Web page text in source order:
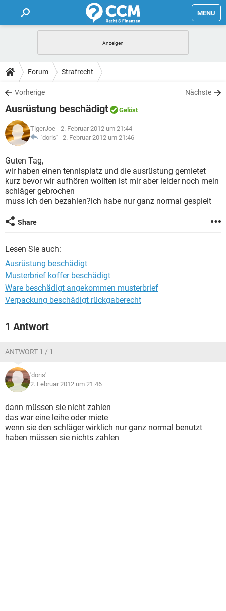
MENU
FORUM
TIPPS
Forum Strafrecht
Vorherige Nächste
Ausrüstung beschädigt Gelöst
TigerJoe - 2. Februar 2012 um 21:44
'doris' - 2. Februar 2012 um 21:46
Guten Tag,
wir haben einen tennisplatz und die ausrüstung gemietet
kurz bevor wir aufhören wollten ist mir aber leider noch mein
schläger gebrochen
muss ich den bezahlen?ich habe nur ganz normal gespielt
Share
Lesen Sie auch:
Ausrüstung beschädigt
Musterbrief koffer beschädigt
Ware beschädigt angekommen musterbrief
Verpackung beschädigt rückgaberecht
1 Antwort
ANTWORT 1 / 1
'doris'
2. Februar 2012 um 21:46
dann müssen sie nicht zahlen
das war eine leihe oder miete
wenn sie den schläger wirklich nur ganz normal benutzt
haben müssen sie nichts zahlen